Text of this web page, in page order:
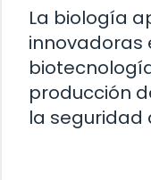
La biología
innovadoras
producción
la seguridad